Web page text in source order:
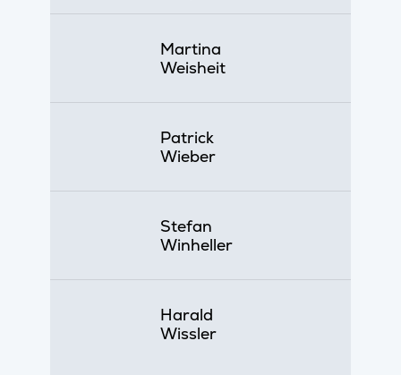
Martina
Weisheit
Patrick
Wieber
Stefan
Winheller
Harald
Wissler